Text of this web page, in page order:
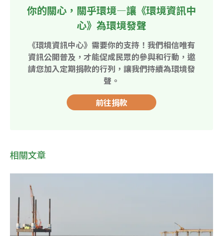
你的關心，關乎環境—讓《環境資訊中
心》為環境發聲
《環境資訊中心》需要你的支持！我們相信唯有
資訊公開普及，才能促成民眾的參與和行動，邀
請您加入定期捐款的行列，讓我們持續為環境發
聲。
前往捐款
相關文章